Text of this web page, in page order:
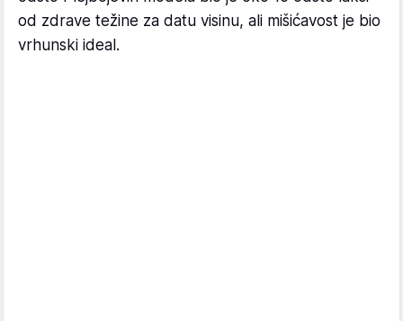
od zdrave težine za datu visinu, ali mišićavost je bio
vrhunski ideal.